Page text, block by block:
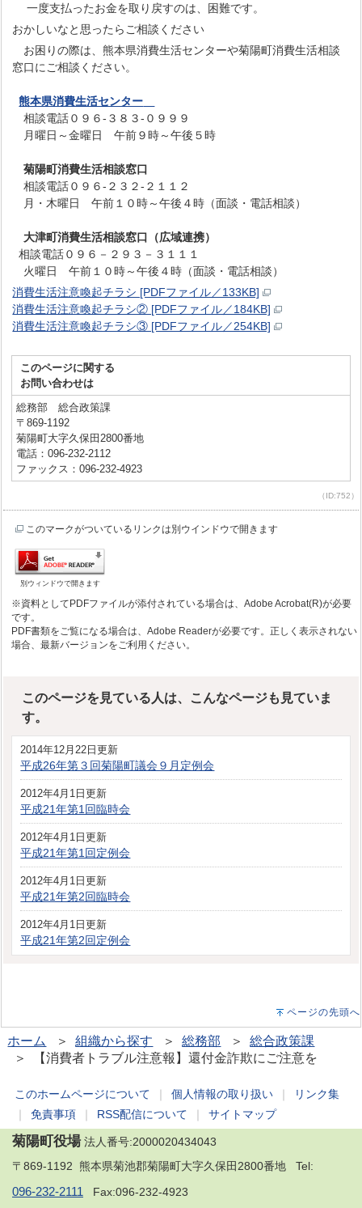
一度支払ったお金を取り戻すのは、困難です。
おかしいなと思ったらご相談ください
お困りの際は、熊本県消費生活センターや菊陽町消費生活相談
窓口にご相談ください。
熊本県消費生活センター
相談電話０９６‐３８３‐０９９９
月曜日～金曜日 午前９時～午後５時
菊陽町消費生活相談窓口
相談電話０９６-２３２-２１１２
月・木曜日 午前１０時～午後４時（面談・電話相談）
大津町消費生活相談窓口（広域連携）
相談電話０９６－２９３－３１１１
火曜日 午前１０時～午後４時（面談・電話相談）
消費生活注意喚起チラシ [PDFファイル／133KB]
消費生活注意喚起チラシ② [PDFファイル／184KB]
消費生活注意喚起チラシ③ [PDFファイル／254KB]
このページに関する
お問い合わせは
総務部 総合政策課
〒869-1192
菊陽町大字久保田2800番地
電話：096-232-2112
ファックス：096-232-4923
（ID:752）
このマークがついているリンクは別ウインドウで開きます
別ウィンドウで開きます
※資料としてPDFファイルが添付されている場合は、Adobe Acrobat(R)が必要
です。
PDF書類をご覧になる場合は、Adobe Readerが必要です。正しく表示されない
場合、最新バージョンをご利用ください。
このページを見ている人は、こんなページも見ていま
す。
2014年12月22日更新
平成26年第３回菊陽町議会９月定例会
2012年4月1日更新
平成21年第1回臨時会
2012年4月1日更新
平成21年第1回定例会
2012年4月1日更新
平成21年第2回臨時会
2012年4月1日更新
平成21年第2回定例会
ページの先頭へ
ホーム ＞組織から探す ＞総務部 ＞総合政策課
＞ 【消費者トラブル注意報】還付金詐欺にご注意を
このホームページについて 個人情報の取り扱い
リンク集
免責事項 RSS配信について サイトマップ
菊陽町役場法人番号:2000020434043
〒869-1192 熊本県菊池郡菊陽町大字久保田2800番地 Tel:
096-232-2111 Fax:096-232-4923